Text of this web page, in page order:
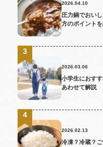
2026.04.10
圧力鍋でおい
方のポイント
2026.03.06
小学生におす
あわせて解説
2026.02.13
冷凍？冷蔵？